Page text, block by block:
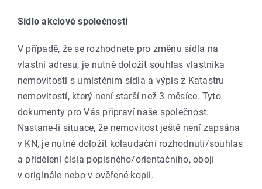
Sídlo akciové společnosti
V případě, že se rozhodnete pro změnu sídla na
vlastní adresu, je nutné doložit souhlas vlastníka
nemovitosti s umístěním sídla a výpis z Katastru
nemovitostí, který není starší než 3 měsíce. Tyto
dokumenty pro Vás připraví naše společnost.
Nastane-li situace, že nemovitost ještě není zapsána
v KN, je nutné doložit kolaudační rozhodnutí/souhlas
a přidělení čísla popisného/orientačního, obojí
v originále nebo v ověřené kopii.